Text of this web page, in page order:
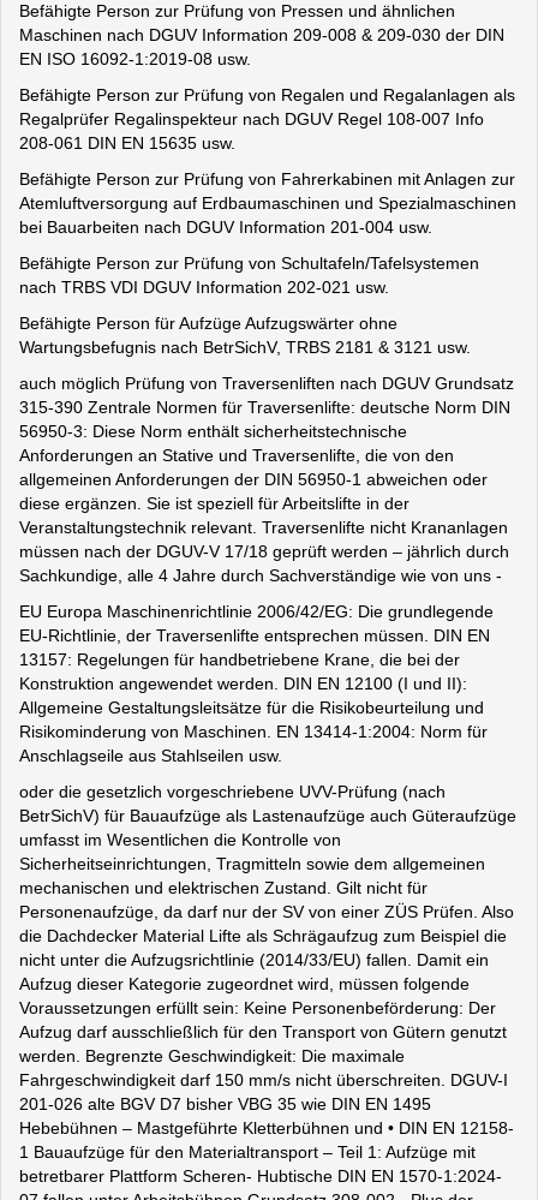
Befähigte Person zur Prüfung von Pressen und ähnlichen
Maschinen nach DGUV Information 209-008 & 209-030 der DIN
EN ISO 16092-1:2019-08 usw.
Befähigte Person zur Prüfung von Regalen und Regalanlagen als
Regalprüfer Regalinspekteur nach DGUV Regel 108-007 Info
208-061 DIN EN 15635 usw.
Befähigte Person zur Prüfung von Fahrerkabinen mit Anlagen zur
Atemluftversorgung auf Erdbaumaschinen und Spezialmaschinen
bei Bauarbeiten nach DGUV Information 201-004 usw.
Befähigte Person zur Prüfung von Schultafeln/Tafelsystemen
nach TRBS VDI DGUV Information 202-021 usw.
Befähigte Person für Aufzüge Aufzugswärter ohne
Wartungsbefugnis nach BetrSichV, TRBS 2181 & 3121 usw.
auch möglich Prüfung von Traversenliften nach DGUV Grundsatz
315-390 Zentrale Normen für Traversenlifte: deutsche Norm DIN
56950-3: Diese Norm enthält sicherheitstechnische
Anforderungen an Stative und Traversenlifte, die von den
allgemeinen Anforderungen der DIN 56950-1 abweichen oder
diese ergänzen. Sie ist speziell für Arbeitslifte in der
Veranstaltungstechnik relevant. Traversenlifte nicht Krananlagen
müssen nach der DGUV-V 17/18 geprüft werden – jährlich durch
Sachkundige, alle 4 Jahre durch Sachverständige wie von uns -
EU Europa Maschinenrichtlinie 2006/42/EG: Die grundlegende
EU-Richtlinie, der Traversenlifte entsprechen müssen. DIN EN
13157: Regelungen für handbetriebene Krane, die bei der
Konstruktion angewendet werden. DIN EN 12100 (I und II):
Allgemeine Gestaltungsleitsätze für die Risikobeurteilung und
Risikominderung von Maschinen. EN 13414-1:2004: Norm für
Anschlagseile aus Stahlseilen usw.
oder die gesetzlich vorgeschriebene UVV-Prüfung (nach
BetrSichV) für Bauaufzüge als Lastenaufzüge auch Güteraufzüge
umfasst im Wesentlichen die Kontrolle von
Sicherheitseinrichtungen, Tragmitteln sowie dem allgemeinen
mechanischen und elektrischen Zustand. Gilt nicht für
Personenaufzüge, da darf nur der SV von einer ZÜS Prüfen. Also
die Dachdecker Material Lifte als Schrägaufzug zum Beispiel die
nicht unter die Aufzugsrichtlinie (2014/33/EU) fallen. Damit ein
Aufzug dieser Kategorie zugeordnet wird, müssen folgende
Voraussetzungen erfüllt sein: Keine Personenbeförderung: Der
Aufzug darf ausschließlich für den Transport von Gütern genutzt
werden. Begrenzte Geschwindigkeit: Die maximale
Fahrgeschwindigkeit darf 150 mm/s nicht überschreiten. DGUV-I
201-026 alte BGV D7 bisher VBG 35 wie DIN EN 1495
Hebebühnen – Mastgeführte Kletterbühnen und • DIN EN 12158-
1 Bauaufzüge für den Materialtransport – Teil 1: Aufzüge mit
betretbarer Plattform Scheren- Hubtische DIN EN 1570-1:2024-